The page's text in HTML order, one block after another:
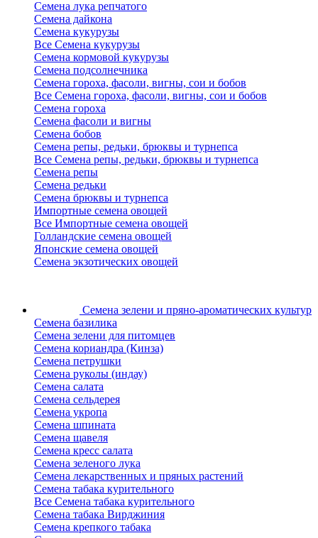
Семена лука репчатого
Семена дайкона
Семена кукурузы
Все Семена кукурузы
Семена кормовой кукурузы
Семена подсолнечника
Семена гороха, фасоли, вигны, сои и бобов
Все Семена гороха, фасоли, вигны, сои и бобов
Семена гороха
Семена фасоли и вигны
Семена бобов
Семена репы, редьки, брюквы и турнепса
Все Семена репы, редьки, брюквы и турнепса
Семена репы
Семена редьки
Семена брюквы и турнепса
Импортные семена овощей
Все Импортные семена овощей
Голландские семена овощей
Японские семена овощей
Семена экзотических овощей
Семена зелени и пряно-ароматических культур
Семена базилика
Семена зелени для питомцев
Семена кориандра (Кинза)
Семена петрушки
Семена руколы (индау)
Семена салата
Семена сельдерея
Семена укропа
Семена шпината
Семена щавеля
Семена кресс салата
Семена зеленого лука
Семена лекарственных и пряных растений
Семена табака курительного
Все Семена табака курительного
Семена табака Вирджиния
Семена крепкого табака